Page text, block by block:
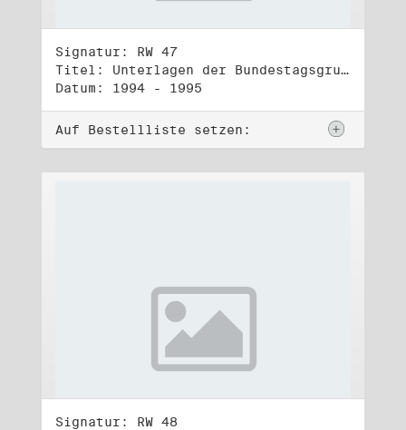
Signatur: RW 47
Titel: Unterlagen der Bundestagsgruppe und -fraktion Bündnis 90/Die Grünen (3)
Datum: 1994 - 1995
Auf Bestellliste setzen:
Signatur: RW 48